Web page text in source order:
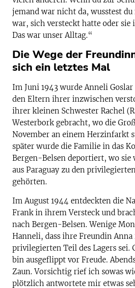
jemand war nicht da, wusstest
war, sich versteckt hatte oder sie
Das war unser Alltag.“
Die Wege der
sich ein letztes Mal
Im Juni 1943 wurde Anneli
den Eltern ihrer inzwischen
ihrer kleinen Schwester Rachel
Westerbork gebracht, wo die
November an einem Herzinfarkt
später wurde die Familie in das
Bergen-Belsen deportiert, wo sie
aus Paraguay zu den
gehörten.
Im August 1944 entdeckten die
Frank in ihrem Versteck und
nach Bergen-Belsen. Wenige
Hanneli, dass ihre Freundin
privilegierten Teil des Lagers sei.
bin ausgeflippt vor Freude.
Zaun. Vorsichtig rief ich sowas
plötzlich antwortete mir etwas